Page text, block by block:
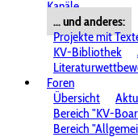
Kanäle
... und anderes:
Projekte mit
KV-Bibliothek
Foren
Übersicht
Bereich "KV-
Bereich